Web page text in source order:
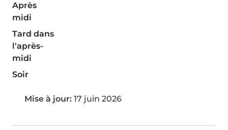
Après
midi
Tard dans
l'après-
midi
Soir
Mise à jour: 17 juin 2026